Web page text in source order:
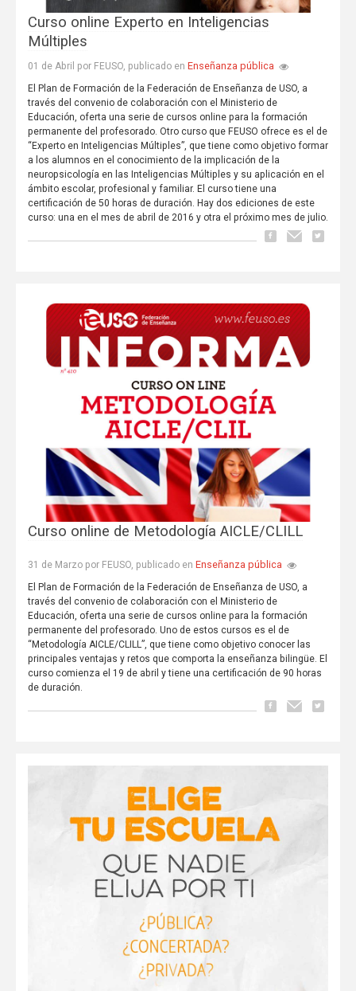
Curso online Experto en Inteligencias
Múltiples
01 de Abril por FEUSO, publicado en Enseñanza pública
El Plan de Formación de la Federación de Enseñanza de USO, a
través del convenio de colaboración con el Ministerio de
Educación, oferta una serie de cursos online para la formación
permanente del profesorado. Otro curso que FEUSO ofrece es el de
“Experto en Inteligencias Múltiples”, que tiene como objetivo formar
a los alumnos en el conocimiento de la implicación de la
neuropsicología en las Inteligencias Múltiples y su aplicación en el
ámbito escolar, profesional y familiar. El curso tiene una
certificación de 50 horas de duración. Hay dos ediciones de este
curso: una en el mes de abril de 2016 y otra el próximo mes de julio.
Curso online de Metodología AICLE/CLILL
31 de Marzo por FEUSO, publicado en Enseñanza pública
El Plan de Formación de la Federación de Enseñanza de USO, a
través del convenio de colaboración con el Ministerio de
Educación, oferta una serie de cursos online para la formación
permanente del profesorado. Uno de estos cursos es el de
“Metodología AICLE/CLILL”, que tiene como objetivo conocer las
principales ventajas y retos que comporta la enseñanza bilingüe. El
curso comienza el 19 de abril y tiene una certificación de 90 horas
de duración.